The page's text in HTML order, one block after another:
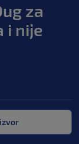
za
i nije